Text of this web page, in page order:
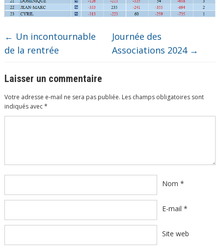
← Un incontournable
de la rentrée
Journée des
Associations 2024 →
Laisser un commentaire
Votre adresse e-mail ne sera pas publiée. Les champs obligatoires sont
indiqués avec*
Nom *
E-mail *
Site web